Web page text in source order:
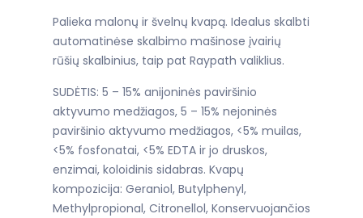
Palieka malonų ir švelnų kvapą. Idealus skalbti
automatinėse skalbimo mašinose įvairių
rūšių skalbinius, taip pat Raypath valiklius.
SUDĖTIS: 5 – 15% anijoninės paviršinio
aktyvumo medžiagos, 5 – 15% nejoninės
paviršinio aktyvumo medžiagos, <5% muilas,
<5% fosfonatai, <5% EDTA ir jo druskos,
enzimai, koloidinis sidabras. Kvapų
kompozicija: Geraniol, Butylphenyl,
Methylpropional, Citronellol, Konservuojančios